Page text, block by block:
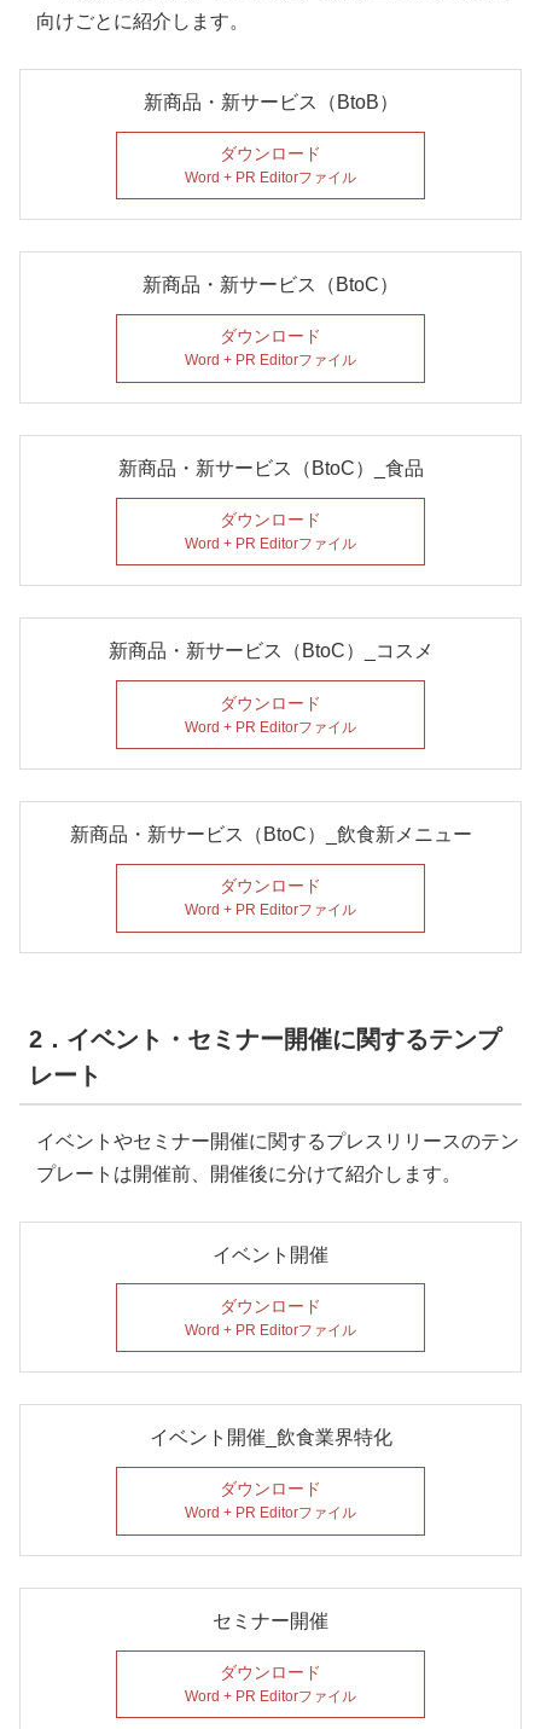
向けごとに紹介します。
新商品・新サービス（BtoB）
ダウンロード
Word + PR Editorファイル
新商品・新サービス（BtoC）
ダウンロード
Word + PR Editorファイル
新商品・新サービス（BtoC）_食品
ダウンロード
Word + PR Editorファイル
新商品・新サービス（BtoC）_コスメ
ダウンロード
Word + PR Editorファイル
新商品・新サービス（BtoC）_飲食新メニュー
ダウンロード
Word + PR Editorファイル
2．イベント・セミナー開催に関するテンプ
レート
イベントやセミナー開催に関するプレスリリースのテン
プレートは開催前、開催後に分けて紹介します。
イベント開催
ダウンロード
Word + PR Editorファイル
イベント開催_飲食業界特化
ダウンロード
Word + PR Editorファイル
セミナー開催
ダウンロード
Word + PR Editorファイル